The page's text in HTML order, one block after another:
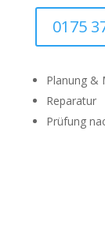
0175
Planung &
Reparatur
Prüfung